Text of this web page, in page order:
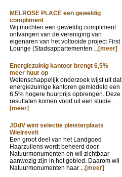
MELROSE PLACE een geweldig
compliment
Wij mochten een geweldig compliment
ontvangen van de vereniging van
eigenaren van het voltooide project First
Lounge (Stadsappartementen ...[meer]
Energiezuinig kantoor brengt 6,5%
meer huur op
Wetenschappelijk onderzoek wijst uit dat
energiezuinige kantoren gemiddeld een
6,5% hogere huurprijs opbrengen. Deze
resultaten komen voort uit een studie ...
[meer]
JDdV wint selectie pleisterplaats
Wielrevelt
Een groot deel van het Landgoed
Haarzuilens wordt beheerd door
Natuurmonumenten en wil zichtbaar
aanwezig zijn in het gebied. Daarom wil
Natuurmonumenten haar ...[meer]